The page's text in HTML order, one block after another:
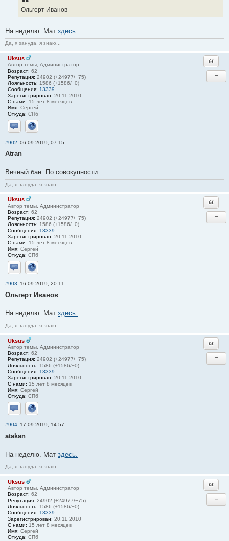
Ольгерт Иванов
На неделю. Мат здесь.
Да, я зануда, я знаю...
Uksus
Автор темы, Администратор
Возраст: 62
Репутация: 24902 (+24977/−75)
Лояльность: 1586 (+1586/−0)
Сообщения: 13339
Зарегистрирован: 20.11.2010
С нами: 15 лет 8 месяцев
Имя: Сергей
Откуда: СПб
Отправить личное сообщение
Сайт
−
#902 06.09.2019, 07:15
Atran
Вечный бан. По совокупности.
Да, я зануда, я знаю...
Uksus
Автор темы, Администратор
Возраст: 62
Репутация: 24902 (+24977/−75)
Лояльность: 1586 (+1586/−0)
Сообщения: 13339
Зарегистрирован: 20.11.2010
С нами: 15 лет 8 месяцев
Имя: Сергей
Откуда: СПб
Отправить личное сообщение
Сайт
−
#903 16.09.2019, 20:11
Ольгерт Иванов
На неделю. Мат здесь.
Да, я зануда, я знаю...
Uksus
Автор темы, Администратор
Возраст: 62
Репутация: 24902 (+24977/−75)
Лояльность: 1586 (+1586/−0)
Сообщения: 13339
Зарегистрирован: 20.11.2010
С нами: 15 лет 8 месяцев
Имя: Сергей
Откуда: СПб
Отправить личное сообщение
Сайт
−
#904 17.09.2019, 14:57
atakan
На неделю. Мат здесь.
Да, я зануда, я знаю...
Uksus
Автор темы, Администратор
Возраст: 62
Репутация: 24902 (+24977/−75)
Лояльность: 1586 (+1586/−0)
Сообщения: 13339
Зарегистрирован: 20.11.2010
С нами: 15 лет 8 месяцев
Имя: Сергей
Откуда: СПб
−